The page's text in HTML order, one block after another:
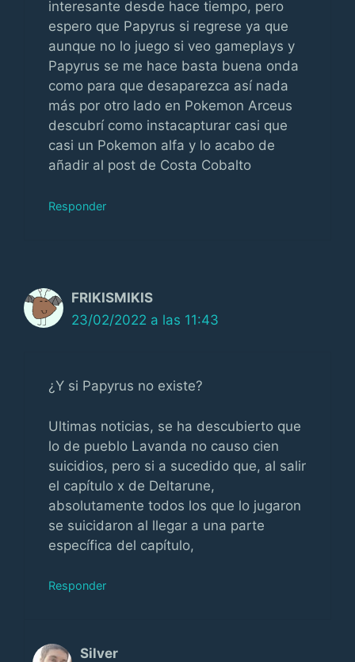
interesante desde hace tiempo, pero
espero que Papyrus si regrese ya que
aunque no lo juego si veo gameplays y
Papyrus se me hace basta buena onda
como para que desaparezca así nada
más por otro lado en Pokemon Arceus
descubrí como instacapturar casi que
casi un Pokemon alfa y lo acabo de
añadir al post de Costa Cobalto
Responder
FRIKISMIKIS
23/02/2022 a las 11:43
¿Y si Papyrus no existe?
Ultimas noticias, se ha descubierto que
lo de pueblo Lavanda no causo cien
suicidios, pero si a sucedido que, al salir
el capítulo x de Deltarune,
absolutamente todos los que lo jugaron
se suicidaron al llegar a una parte
específica del capítulo,
Responder
Silver